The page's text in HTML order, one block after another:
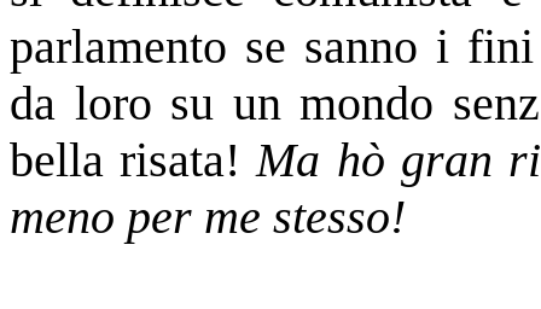
parlamento se sanno i
da loro su un mondo
bella risata!Ma hò gran
meno per me stesso!